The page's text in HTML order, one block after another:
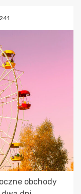
obchody